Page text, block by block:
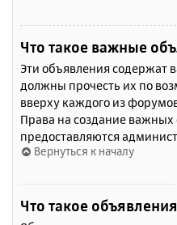
Что такое важные
Эти объявления
должны прочесть их по
вверху каждого из
Права на создание
предоставляются
Вернуться к началу
Что такое